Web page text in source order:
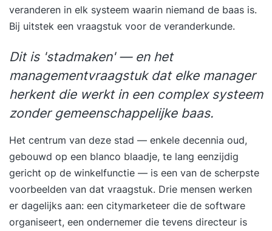
veranderen in elk systeem waarin niemand de baas is.
Bij uitstek een vraagstuk voor de veranderkunde.
Dit is 'stadmaken' — en het
managementvraagstuk dat elke manager
herkent die werkt in een complex systeem
zonder gemeenschappelijke baas.
Het centrum van deze stad — enkele decennia oud,
gebouwd op een blanco blaadje, te lang eenzijdig
gericht op de winkelfunctie — is een van de scherpste
voorbeelden van dat vraagstuk. Drie mensen werken
er dagelijks aan: een citymarketeer die de software
organiseert, een ondernemer die tevens directeur is